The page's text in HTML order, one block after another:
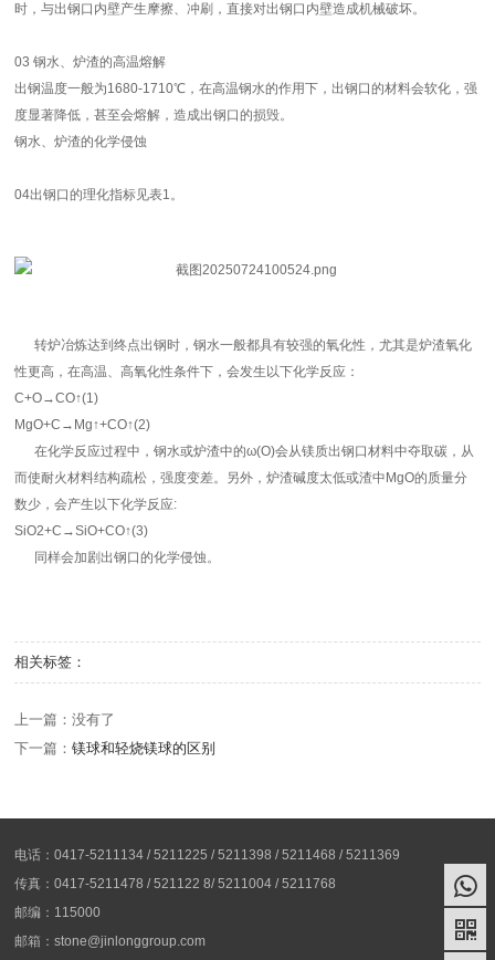
时，与出钢口内壁产生摩擦、冲刷，直接对出钢口内壁造成机械破坏。
03 钢水、炉渣的高温熔解
出钢温度一般为1680-1710℃，在高温钢水的作用下，出钢口的材料会软化，强
度显著降低，甚至会熔解，造成出钢口的损毁。
钢水、炉渣的化学侵蚀
04出钢口的理化指标见表1。
转炉冶炼达到终点出钢时，钢水一般都具有较强的氧化性，尤其是炉渣氧化
性更高，在高温、高氧化性条件下，会发生以下化学反应：
C+O→CO↑(1)
MgO+C→Mg↑+CO↑(2)
在化学反应过程中，钢水或炉渣中的ω(O)会从镁质出钢口材料中夺取碳，从
而使耐火材料结构疏松，强度变差。另外，炉渣碱度太低或渣中MgO的质量分
数少，会产生以下化学反应:
SiO2+C→SiO+CO↑(3)
同样会加剧出钢口的化学侵蚀。
相关标签：
上一篇：没有了
下一篇：镁球和轻烧镁球的区别
电话：0417-5211134 / 5211225 / 5211398 / 5211468 / 5211369
传真：0417-5211478 / 521122 8/ 5211004 / 5211768
邮编：115000
邮箱：stone@jinlonggroup.com